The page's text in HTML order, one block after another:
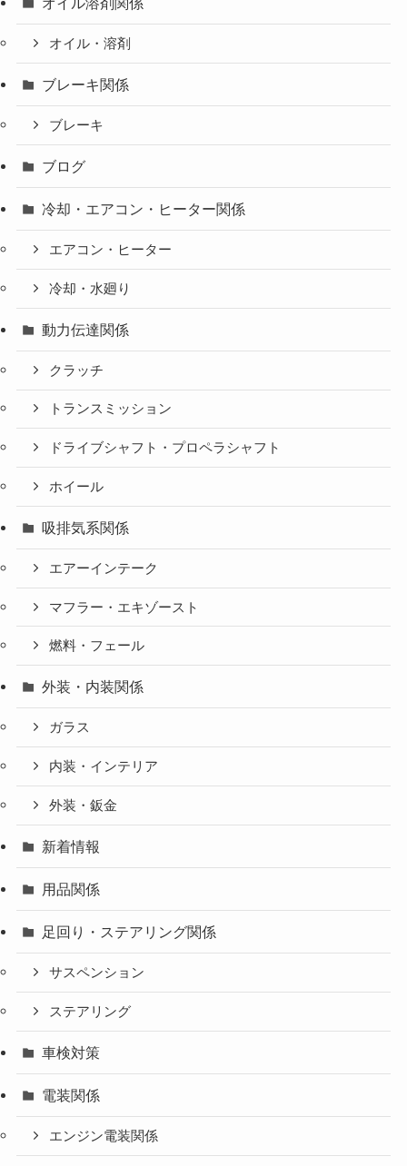
オイル・溶剤
ブレーキ関係
ブレーキ
ブログ
冷却・エアコン・ヒーター関係
エアコン・ヒーター
冷却・水廻り
動力伝達関係
クラッチ
トランスミッション
ドライブシャフト・プロペラシャフト
ホイール
吸排気系関係
エアーインテーク
マフラー・エキゾースト
燃料・フェール
外装・内装関係
ガラス
内装・インテリア
外装・鈑金
新着情報
用品関係
足回り・ステアリング関係
サスペンション
ステアリング
車検対策
電装関係
エンジン電装関係